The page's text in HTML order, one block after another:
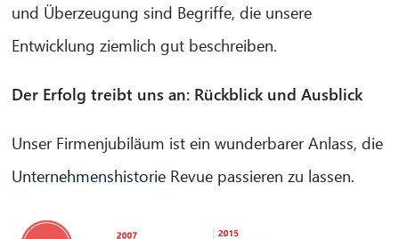
und Überzeugung sind Begriffe, die unsere
Entwicklung ziemlich gut beschreiben.
Der Erfolg treibt uns an: Rückblick und Ausblick
Unser Firmenjubiläum ist ein wunderbarer Anlass, die
Unternehmenshistorie Revue passieren zu lassen.